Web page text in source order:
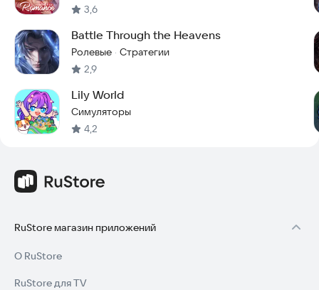
3,6
Battle Through the Heavens
Ролевые · Стратегии
2,9
Lily World
Симуляторы
4,2
RuStore магазин приложений
О RuStore
RuStore для TV